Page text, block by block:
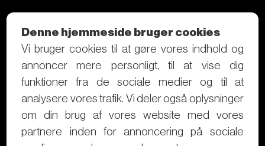
Denne hjemmeside bruger cookies
Vi bruger cookies til at gøre vores indhold og
annoncer mere personligt, til at vise dig
funktioner fra de sociale medier og til at
analysere vores trafik. Vi deler også oplysninger
om din brug af vores website med vores
partnere inden for annoncering på sociale